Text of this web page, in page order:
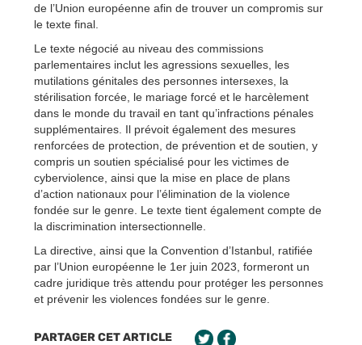
de l’Union européenne afin de trouver un compromis sur
le texte final.
Le texte négocié au niveau des commissions
parlementaires inclut les agressions sexuelles, les
mutilations génitales des personnes intersexes, la
stérilisation forcée, le mariage forcé et le harcèlement
dans le monde du travail en tant qu’infractions pénales
supplémentaires. Il prévoit également des mesures
renforcées de protection, de prévention et de soutien, y
compris un soutien spécialisé pour les victimes de
cyberviolence, ainsi que la mise en place de plans
d’action nationaux pour l’élimination de la violence
fondée sur le genre. Le texte tient également compte de
la discrimination intersectionnelle.
La directive, ainsi que la Convention d’Istanbul, ratifiée
par l’Union européenne le 1er juin 2023, formeront un
cadre juridique très attendu pour protéger les personnes
et prévenir les violences fondées sur le genre.
PARTAGER CET ARTICLE